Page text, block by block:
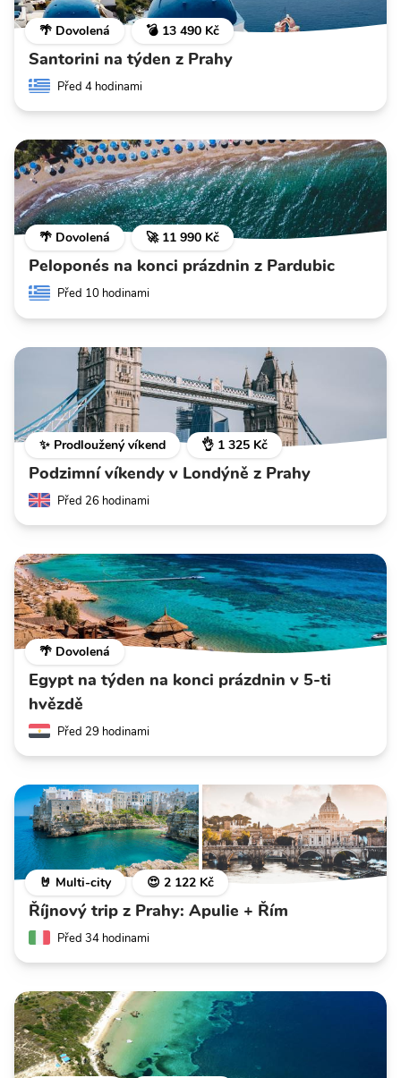
🌴 Dovolená 💣 13 490 Kč
Santorini na týden z Prahy
Před 4 hodinami
🌴 Dovolená 🚀 11 990 Kč
Peloponés na konci prázdnin z Pardubic
Před 10 hodinami
✨ Prodloužený víkend 👌 1 325 Kč
Podzimní víkendy v Londýně z Prahy
Před 26 hodinami
🌴 Dovolená
Egypt na týden na konci prázdnin v 5-ti
hvězdě
Před 29 hodinami
🤘 Multi-city 😍 2 122 Kč
Říjnový trip z Prahy: Apulie + Řím
Před 34 hodinami